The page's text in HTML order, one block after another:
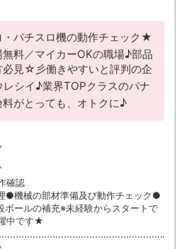
・パチスロ機の動作チェック★
料／マイカーOKの職場♪部品
必見☆彡働きやすいと評判の企
シイ♪業界TOPクラスのパナ
がとっても、オトクに♪
確認
●機械の部材準備及び動作チェック●
ールの補充※未経験からスタートで
中です★